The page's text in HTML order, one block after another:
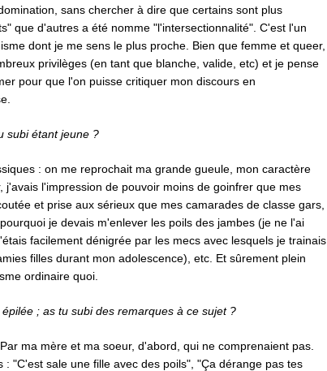
sans chercher à dire que certains sont plus
que d'autres a été nomme "l'intersectionnalité". C'est l'un
dont je me sens le plus proche. Bien que femme et queer,
privilèges (en tant que blanche, valide, etc) et je pense
pour que l'on puisse critiquer mon discours en
subi étant jeune ?
: on me reprochait ma grande gueule, mon caractère
j'avais l'impression de pouvoir moins de goinfrer que mes
et prise aux sérieux que mes camarades de classe gars,
je devais m'enlever les poils des jambes (je ne l'ai
facilement dénigrée par les mecs avec lesquels je trainais
filles durant mon adolescence), etc. Et sûrement plein
ordinaire quoi.
; as tu subi des remarques à ce sujet ?
ma mère et ma soeur, d'abord, qui ne comprenaient pas.
: "C'est sale une fille avec des poils", "Ça dérange pas tes